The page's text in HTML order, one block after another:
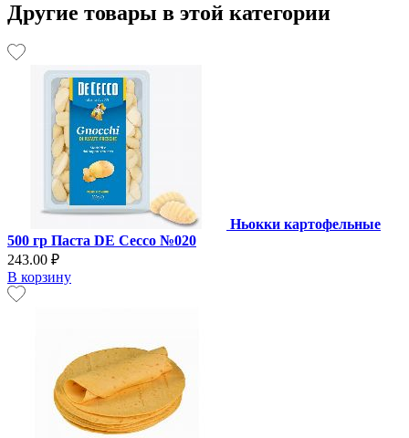
Другие товары в этой категории
Ньокки картофельные
500 гр Паста DE Cecco №020
243.00 ₽
В корзину